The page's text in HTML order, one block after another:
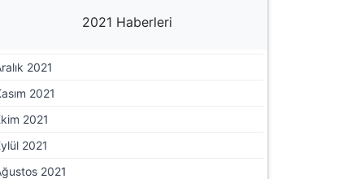
2021 Haberleri
2021
2021
2021
2021
2021